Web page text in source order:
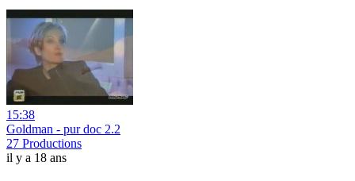
15:38
Goldman - pur doc 2.2
27 Productions
il y a 18 ans